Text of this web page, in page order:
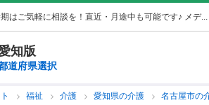
はご気軽に相談を！直近・月途中も可能です♪ メデ...
知版
道府県選択
福祉 介護 愛知県の介護
名古屋市の